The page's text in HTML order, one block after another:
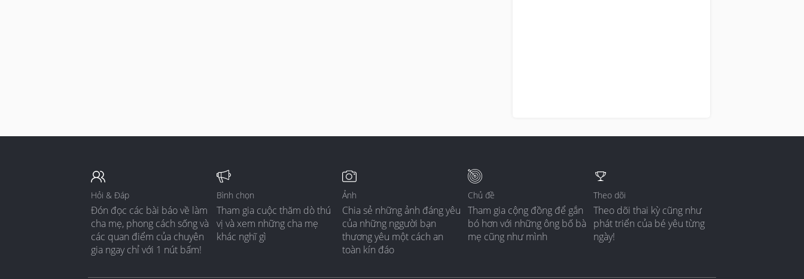
Hỏi & Đáp
Đón đọc các bài báo về làm
cha mẹ, phong cách sống và
các quan điểm của chuyên
gia ngay chỉ với 1 nút bấm!
Bình chọn
Tham gia cuộc thăm dò thú
vị và xem những cha mẹ
khác nghĩ gì
Ảnh
Chia sẻ những ảnh đáng yêu
của những nggười bạn
thương yêu một cách an
toàn kín đáo
Chủ đề
Tham gia cộng đồng để gắn
bó hơn với những ông bố bà
mẹ cũng như mình
Theo dõi
Theo dõi thai kỳ cũng như
phát triển của bé yêu từng
ngày!